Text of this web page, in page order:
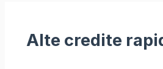
Alte credite